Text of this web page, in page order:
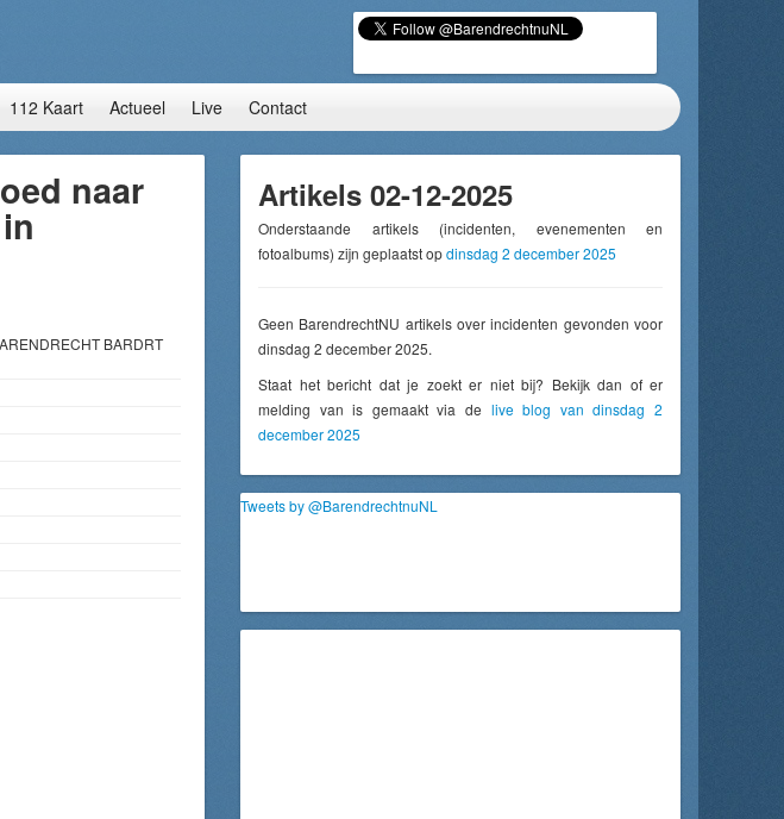
112 Kaart Actueel Live Contact
naar
BARDRT
Artikels 02-12-2025
Onderstaande artikels (incidenten, evenementen en
fotoalbums) zijn geplaatst opdinsdag 2 december 2025
Geen BarendrechtNU artikels over incidenten gevonden voor
dinsdag 2 december 2025.
Staat het bericht dat je zoekt er niet bij? Bekijk dan of er
melding van is gemaakt via de live blog van dinsdag 2
december 2025
Tweets by @BarendrechtnuNL